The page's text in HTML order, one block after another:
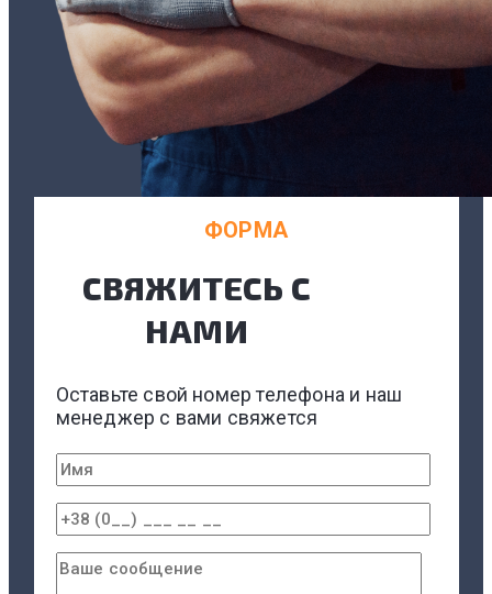
ФОРМА
СВЯЖИТЕСЬ С
НАМИ
Оставьте свой номер телефона и наш
менеджер с вами свяжется